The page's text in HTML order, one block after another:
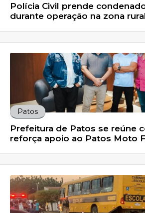
Polícia Civil prende
durante operação na zona
Patos
Prefeitura de Patos se reúne
reforça apoio ao Patos Moto